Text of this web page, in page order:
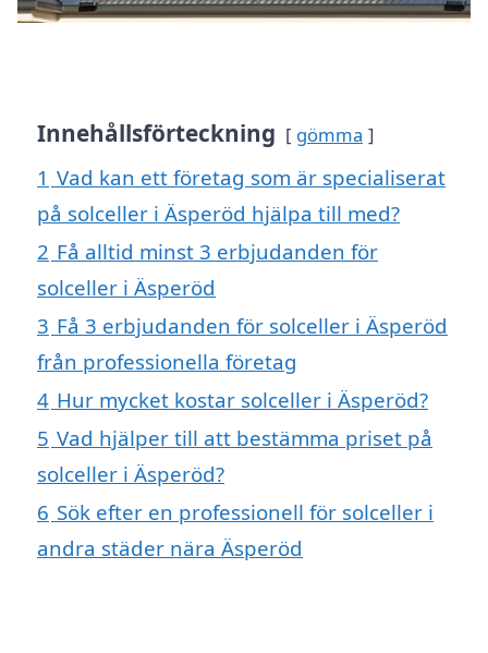
Innehållsförteckning gömma
1 Vad kan ett företag som är specialiserat
på solceller i Äsperöd hjälpa till med?
2 Få alltid minst 3 erbjudanden för
solceller i Äsperöd
3 Få 3 erbjudanden för solceller i Äsperöd
från professionella företag
4 Hur mycket kostar solceller i Äsperöd?
5 Vad hjälper till att bestämma priset på
solceller i Äsperöd?
6 Sök efter en professionell för solceller i
andra städer nära Äsperöd